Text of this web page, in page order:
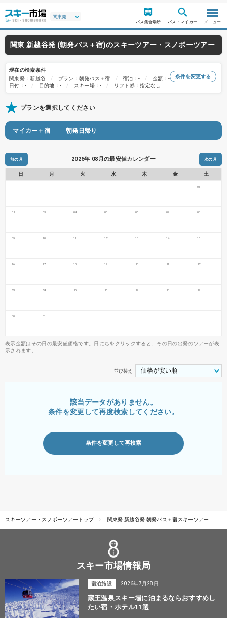
バス集合場所 バス・マイカー メニュー
関東 新越谷発 (朝発バス＋宿)のスキーツアー・スノボーツアー
現在の検索条件
関東発：新越谷
プラン：朝発バス＋宿 宿泊：-
金額：-
日付：-
目的地：- スキー場：- リフト券：指定なし
条件を変更する
プランを選択してください
マイカー＋宿 朝発日帰り
前の月 2026年 08月の最安値カレンダー 次の月
日 月 火 水 木 金 土
01
02 03 04 05 06 07 08
09 10 11 12 13 14 15
16 17 18 19 20 21 22
23 24 25 26 27 28 29
30 31
表示金額はその日の最安値価格です。日にちをクリックすると、その日の出発のツアーが表
示されます。
並び替え
該当データがありません。
条件を変更して再度検索してください。
条件を変更して再検索
スキーツアー・スノボーツアートップ 関東発 新越谷発 朝発バス＋宿スキーツアー
スキー市場情報局
宿泊施設 2026年7月28日
蔵王温泉スキー場に泊まるならおすすめし
たい宿・ホテル11選